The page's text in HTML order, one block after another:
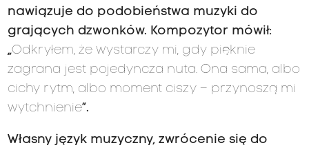
nawiązuje do podobieństwa muzyki do
grających dzwonków. Kompozytor mówił:
„Odkryłem, że wystarczy mi, gdy pięknie
zagrana jest pojedyncza nuta. Ona sama, albo
cichy rytm, albo moment ciszy – przynoszą mi
wytchnienie”.
Własny język muzyczny, zwrócenie się do